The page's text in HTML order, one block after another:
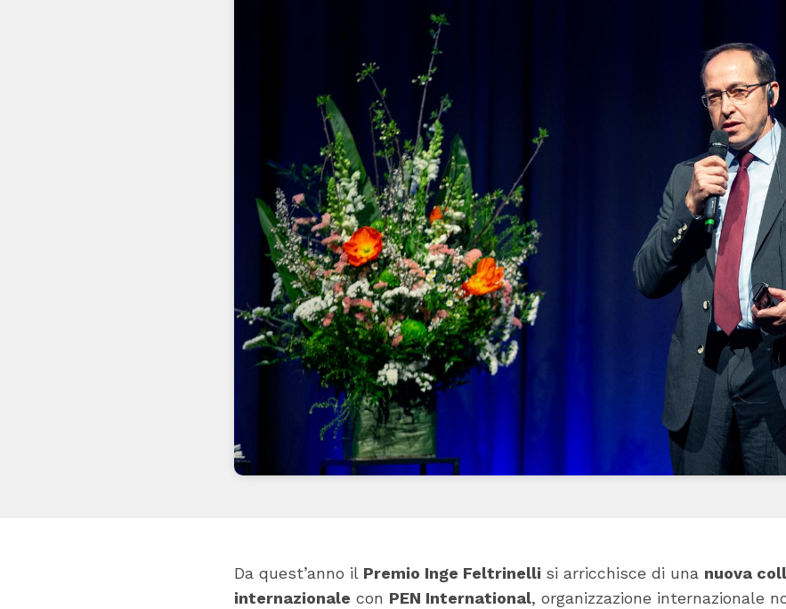
Da quest’anno il Premio Inge Feltrinelli si arricchisce di una nuova
internazionale con PEN International, organizzazione internazionale